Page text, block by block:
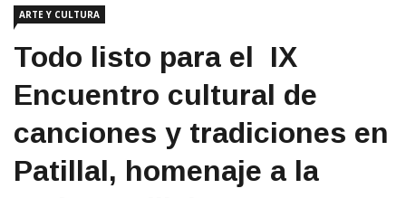
ARTE Y CULTURA
Todo listo para el IX
Encuentro cultural de
canciones y tradiciones en
Patillal, homenaje a la